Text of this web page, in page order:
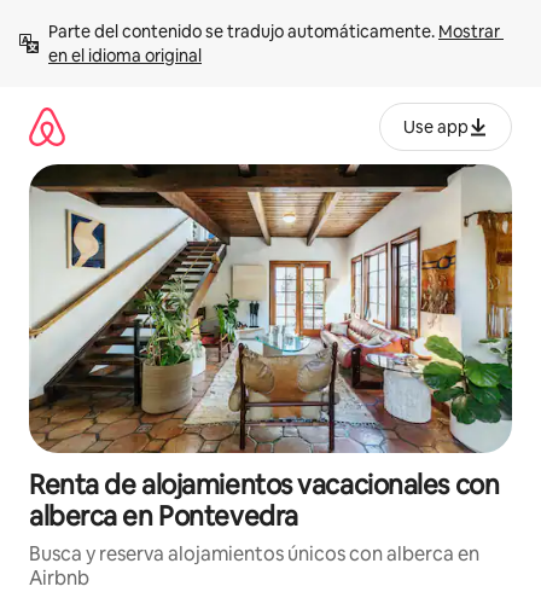
contenido
Parte del contenido se tradujo automáticamente. Mostrar
en el idioma original
Use app
Renta de alojamientos vacacionales con
alberca en Pontevedra
Busca y reserva alojamientos únicos con alberca en
Airbnb